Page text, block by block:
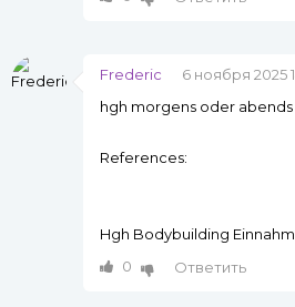
Frederic
6 ноября 2025
hgh morgens oder abends
References:
Hgh Bodybuilding
0
Ответить